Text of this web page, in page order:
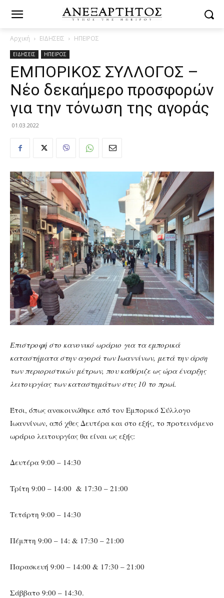
Αρχική ΕΙΔΗΣΕΙΣ ΗΠΕΙΡΟΣ
ΕΙΔΗΣΕΙΣ ΗΠΕΙΡΟΣ
ΕΜΠΟΡΙΚΟΣ ΣΥΛΛΟΓΟΣ –
Νέο δεκαήμερο προσφορών
για την τόνωση της αγοράς
01.03.2022
Επιστροφή στο κανονικό ωράριο για τα εμπορικά
καταστήματα στην αγορά των Ιωαννίνων, μετά την άρση
των περιοριστικών μέτρων, που καθόριζε ως ώρα έναρξης
λειτουργίας των καταστημάτων στις 10 το πρωί.
Έτσι, όπως ανακοινώθηκε από τον Εμπορικό Σύλλογο
Ιωαννίνων, από χθες Δευτέρα και στο εξής, το προτεινόμενο
ωράριο λειτουργίας θα είναι ως εξής:
Δευτέρα 9:00 – 14:30
Τρίτη 9:00 – 14:00 & 17:30 – 21:00
Τετάρτη 9:00 – 14:30
Πέμπτη 9:00 – 14: & 17:30 – 21:00
Παρασκευή 9:00 – 14:00 & 17:30 – 21:00
Σάββατο 9:00 – 14:30.